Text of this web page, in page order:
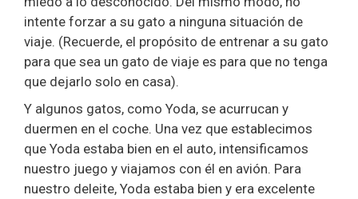
intente forzar a su gato a ninguna situación de
viaje. (Recuerde, el propósito de entrenar a su gato
para que sea un gato de viaje es para que no tenga
que dejarlo solo en casa).
Y algunos gatos, como Yoda, se acurrucan y
duermen en el coche. Una vez que establecimos
que Yoda estaba bien en el auto, intensificamos
nuestro juego y viajamos con él en avión. Para
nuestro deleite, Yoda estaba bien y era excelente